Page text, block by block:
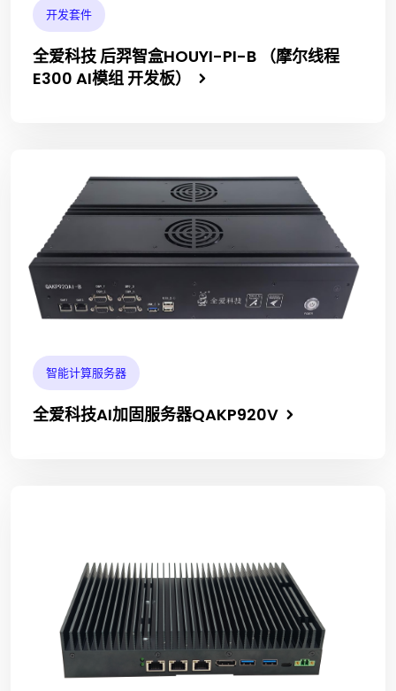
开发套件
全爱科技 后羿智盒HOUYI-PI-B （摩尔线程
E300 AI模组 开发板）
智能计算服务器
全爱科技AI加固服务器QAKP920V